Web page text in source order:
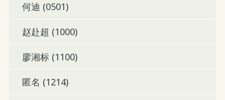
何迪 (0501)
赵赴超 (1000)
廖湘标 (1100)
匿名 (1214)